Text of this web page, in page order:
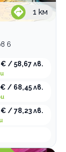
1 км
6
/ 58,67 лв.
€ / 68,45 лв.
/ 78,23 лв.